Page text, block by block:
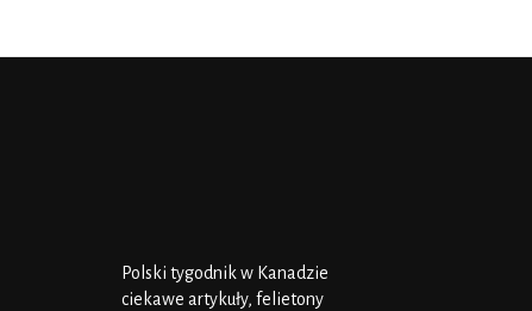
Polski tygodnik w Kanadzie
ciekawe artykuły, felietony